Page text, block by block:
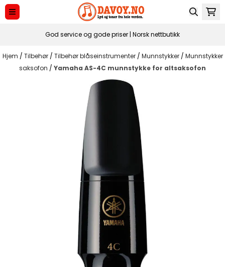
Hopp til innhold
God service og gode priser | Norsk nettbutikk
Hjem / Tilbehør / Tilbehør blåseinstrumenter / Munnstykker / Munnstykker
saksofon / Yamaha AS-4C munnstykke for altsaksofon